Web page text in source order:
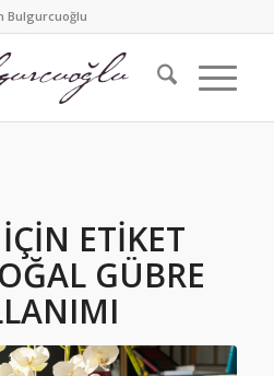
Bulgurcuoğlu
ETIKET
GÜBRE